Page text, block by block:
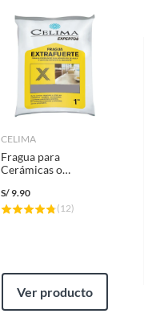
Gasfiteria
CELIMA
Fragua para
Cerámicas o
Granizo 1kg
S/9.90
( 12)
Ver producto